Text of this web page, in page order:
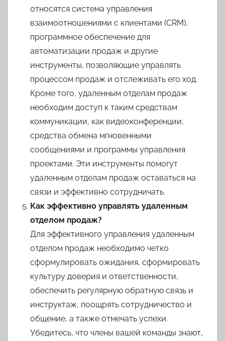
относятся система управления
взаимоотношениями с клиентами (CRM),
программное обеспечение для
автоматизации продаж и другие
инструменты, позволяющие управлять
процессом продаж и отслеживать его ход.
Кроме того, удаленным отделам продаж
необходим доступ к таким средствам
коммуникации, как видеоконференции,
средства обмена мгновенными
сообщениями и программы управления
проектами. Эти инструменты помогут
удаленным отделам продаж оставаться на
связи и эффективно сотрудничать.
Как эффективно управлять удаленным
отделом продаж?
Для эффективного управления удаленным
отделом продаж необходимо четко
сформулировать ожидания, сформировать
культуру доверия и ответственности,
обеспечить регулярную обратную связь и
инструктаж, поощрять сотрудничество и
общение, а также отмечать успехи.
Убедитесь, что члены вашей команды знают,